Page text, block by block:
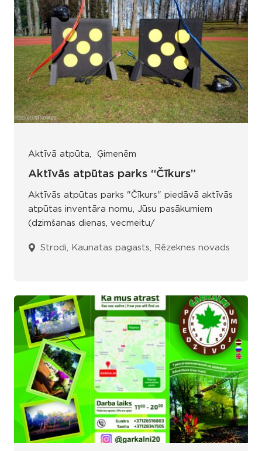
Aktīvā atpūta Ģimenēm
Aktīvās atpūtas parks “Čīkurs”
Aktīvās atpūtas parks "Čīkurs" piedāvā aktīvās
atpūtas inventāra nomu, Jūsu pasākumiem
(dzimšanas dienas, vecmeitu/
Strodi, Kaunatas pagasts, Rēzeknes novads